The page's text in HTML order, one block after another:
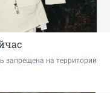
запрещена на территории